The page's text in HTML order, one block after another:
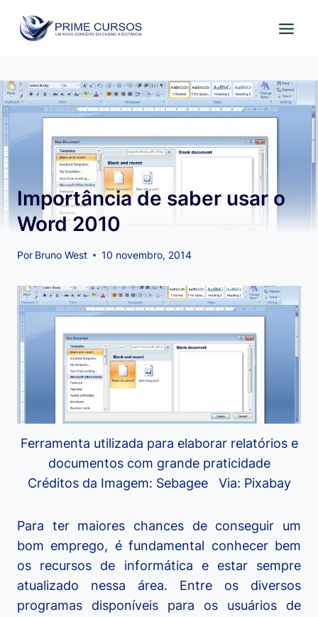
para
Importância de saber usar o
Word 2010
Por Bruno West 10 novembro, 2014
Ferramenta utilizada para elaborar relatórios e
documentos com grande praticidade
Créditos da Imagem: Sebagee Via: Pixabay
Para ter maiores chances de conseguir um
bom emprego, é fundamental conhecer bem
os recursos de informática e estar sempre
atualizado nessa área. Entre os diversos
programas disponíveis para os usuários de